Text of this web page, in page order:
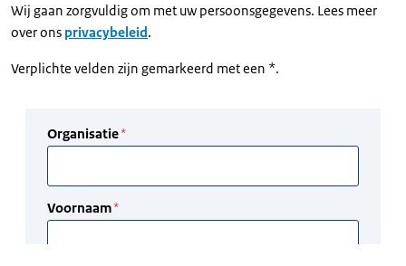
Wij gaan zorgvuldig om met uw persoonsgegevens. Lees meer
over ons privacybeleid.
Verplichte velden zijn gemarkeerd met een *.